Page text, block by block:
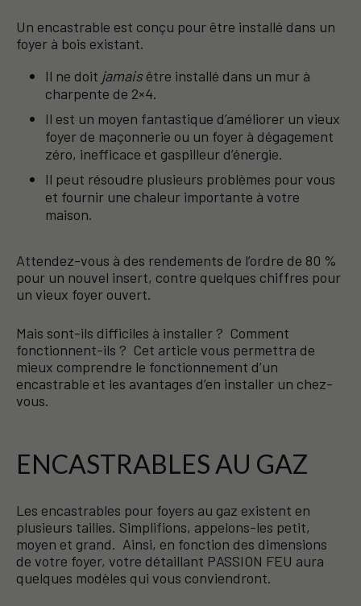
Un encastrable est conçu pour être installé dans un
foyer à bois existant.
Il ne doit jamaisêtre installé dans un mur à
charpente de 2×4.
Il est un moyen fantastique d’améliorer un vieux
foyer de maçonnerie ou un foyer à dégagement
zéro, inefficace et gaspilleur d’énergie.
Il peut résoudre plusieurs problèmes pour vous
et fournir une chaleur importante à votre
maison.
Attendez-vous à des rendements de l’ordre de 80 %
pour un nouvel insert, contre quelques chiffres pour
un vieux foyer ouvert.
Mais sont-ils difficiles à installer ? Comment
fonctionnent-ils ? Cet article vous permettra de
mieux comprendre le fonctionnement d’un
encastrable et les avantages d’en installer un chez-
vous.
ENCASTRABLES AU GAZ
Les encastrables pour foyers au gaz existent en
plusieurs tailles. Simplifions, appelons-les petit,
moyen et grand. Ainsi, en fonction des dimensions
de votre foyer, votre détaillant PASSION FEU aura
quelques modèles qui vous conviendront.